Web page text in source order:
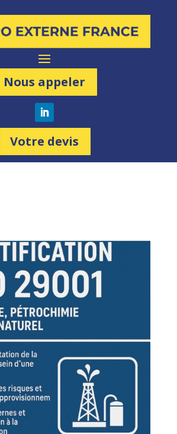
Nous appeler
Votre devis